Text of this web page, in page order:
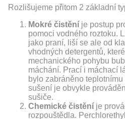
Rozlišujeme přitom 2 základní
Mokré čistění je postup
pomoci vodného roztoku.
jako praní, liší se ale od
vhodných detergentů,
mechanického pohybu
máchání. Prací i máchací
bylo zabráněno
sušení je obvykle
sušiče.
Chemické čistění je
rozpouštědla.